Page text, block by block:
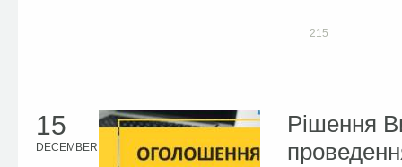
215
15
DECEMBER
Рішення